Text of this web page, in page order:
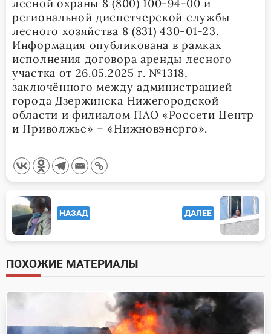
лесной охраны 8 (800) 100-94-00 и
региональной диспетчерской службы
лесного хозяйства 8 (831) 430-01-23.
Информация опубликована в рамках
исполнения договора аренды лесного
участка от 26.05.2025 г. №1318,
заключённого между администрацией
города Дзержинска Нижегородской
области и филиалом ПАО «Россети Центр
и Приволжье» – «Нижновэнерго».
<span
class="nav-
subtitle
screen-
reader-
text">Page</span>
НАЗАД ДАЛЕЕ
ПОХОЖИЕ МАТЕРИАЛЫ